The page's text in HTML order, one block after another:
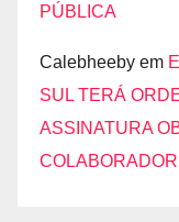
PÚBLICA
Calebheeby em
SUL TERÁ
ASSINATURA
COLABORADOR